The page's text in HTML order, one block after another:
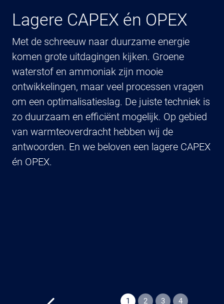
Lagere CAPEX én OPEX
Met de schreeuw naar duurzame energie
komen grote uitdagingen kijken. Groene
waterstof en ammoniak zijn mooie
ontwikkelingen, maar veel processen vragen
om een optimalisatieslag. De juiste techniek is
zo duurzaam en efficiënt mogelijk. Op gebied
van warmteoverdracht hebben wij de
antwoorden. En we beloven een lagere CAPEX
én OPEX.
1 2 3 4